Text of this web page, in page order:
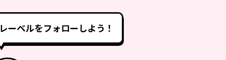
レーベルをフォローしよう！